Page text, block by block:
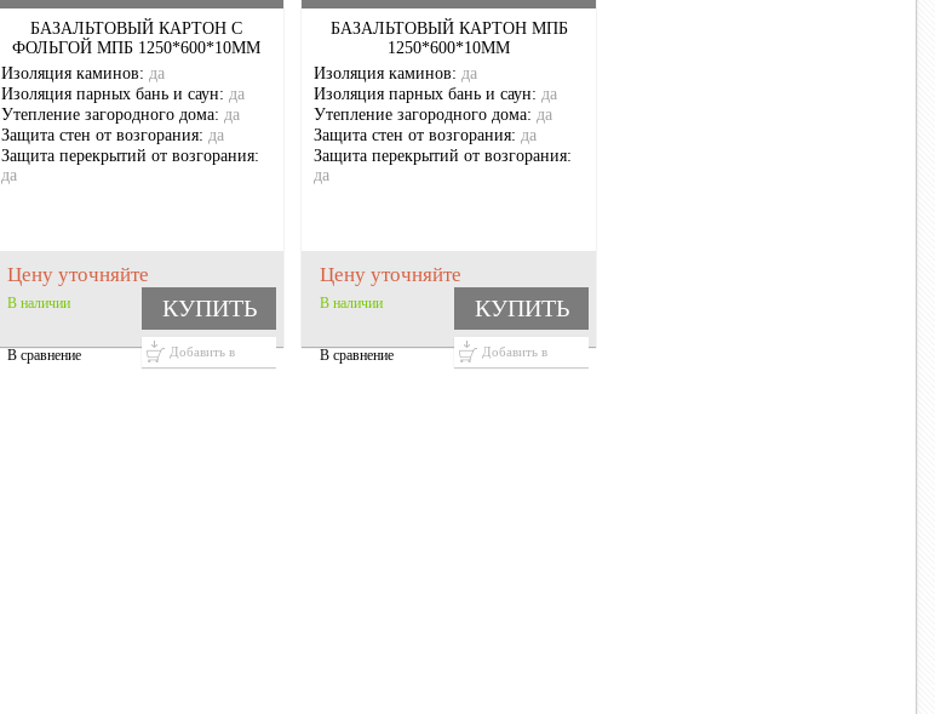
БАЗАЛЬТОВЫЙ КАРТОН С
ФОЛЬГОЙ МПБ 1250*600*10ММ
Изоляция каминов: да
Изоляция парных бань и саун: да
Утепление загородного дома: да
Защита стен от возгорания: да
Защита перекрытий от возгорания:
да
Цену уточняйте
В наличии КУПИТЬ
В сравнение Добавить в
БАЗАЛЬТОВЫЙ КАРТОН МПБ
1250*600*10ММ
Изоляция каминов: да
Изоляция парных бань и саун: да
Утепление загородного дома: да
Защита стен от возгорания: да
Защита перекрытий от возгорания:
да
Цену уточняйте
В наличии КУПИТЬ
В сравнение Добавить в